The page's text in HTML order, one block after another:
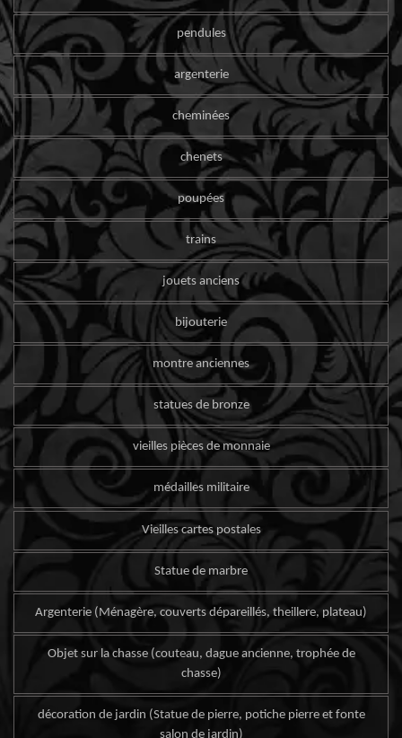
pendules
argenterie
cheminées
chenets
poupées
trains
jouets anciens
bijouterie
montre anciennes
statues de bronze
vieilles pièces de monnaie
médailles militaire
Vieilles cartes postales
Statue de marbre
Argenterie (Ménagère, couverts dépareillés, theillere, plateau)
Objet sur la chasse (couteau, dague ancienne, trophée de
chasse)
décoration de jardin (Statue de pierre, potiche pierre et fonte
salon de jardin)